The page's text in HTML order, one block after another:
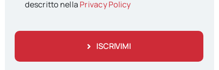
descritto nella Privacy Policy
ISCRIVIMI